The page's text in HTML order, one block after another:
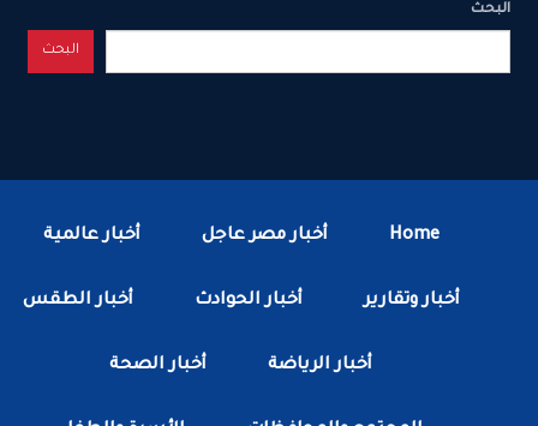
البحث
البحث
Home أخبار مصر عاجل أخبار عالمية
أخبار وتقارير أخبار الحوادث أخبار الطقس
أخبار الرياضة أخبار الصحة